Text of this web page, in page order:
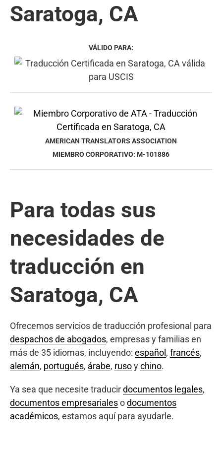
Saratoga, CA
VÁLIDO PARA:
AMERICAN TRANSLATORS ASSOCIATION
MIEMBRO CORPORATIVO: M-101886
Para todas sus
necesidades de
traducción en
Saratoga, CA
Ofrecemos servicios de traducción profesional para
despachos de abogados, empresas y familias en
más de 35 idiomas, incluyendo: español , francés,
alemán, portugués, árabe, rusoychino.
Ya sea que necesite traducirdocumentos legales,
documentos empresarialesodocumentos
académicos, estamos aquí para ayudarle.